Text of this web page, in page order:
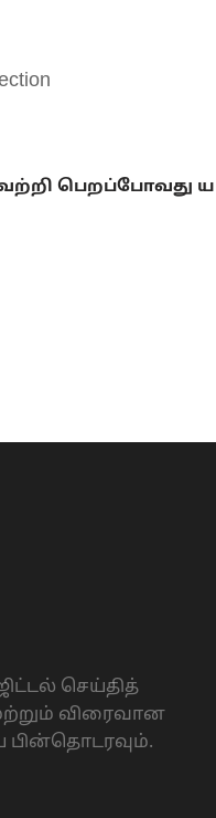
பெறப்போவது
செய்தித்
விரைவான
பின்தொடரவும்.